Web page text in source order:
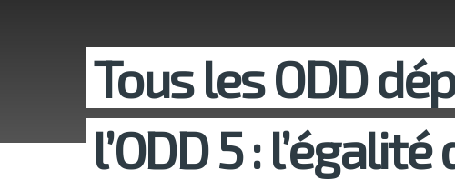
Tous les ODD
l’ODD 5 :